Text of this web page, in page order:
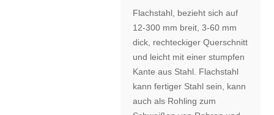
Flachstahl, bezieht sich auf
12-300 mm breit, 3-60 mm
dick, rechteckiger Querschnitt
und leicht mit einer stumpfen
Kante aus Stahl. Flachstahl
kann fertiger Stahl sein, kann
auch als Rohling zum